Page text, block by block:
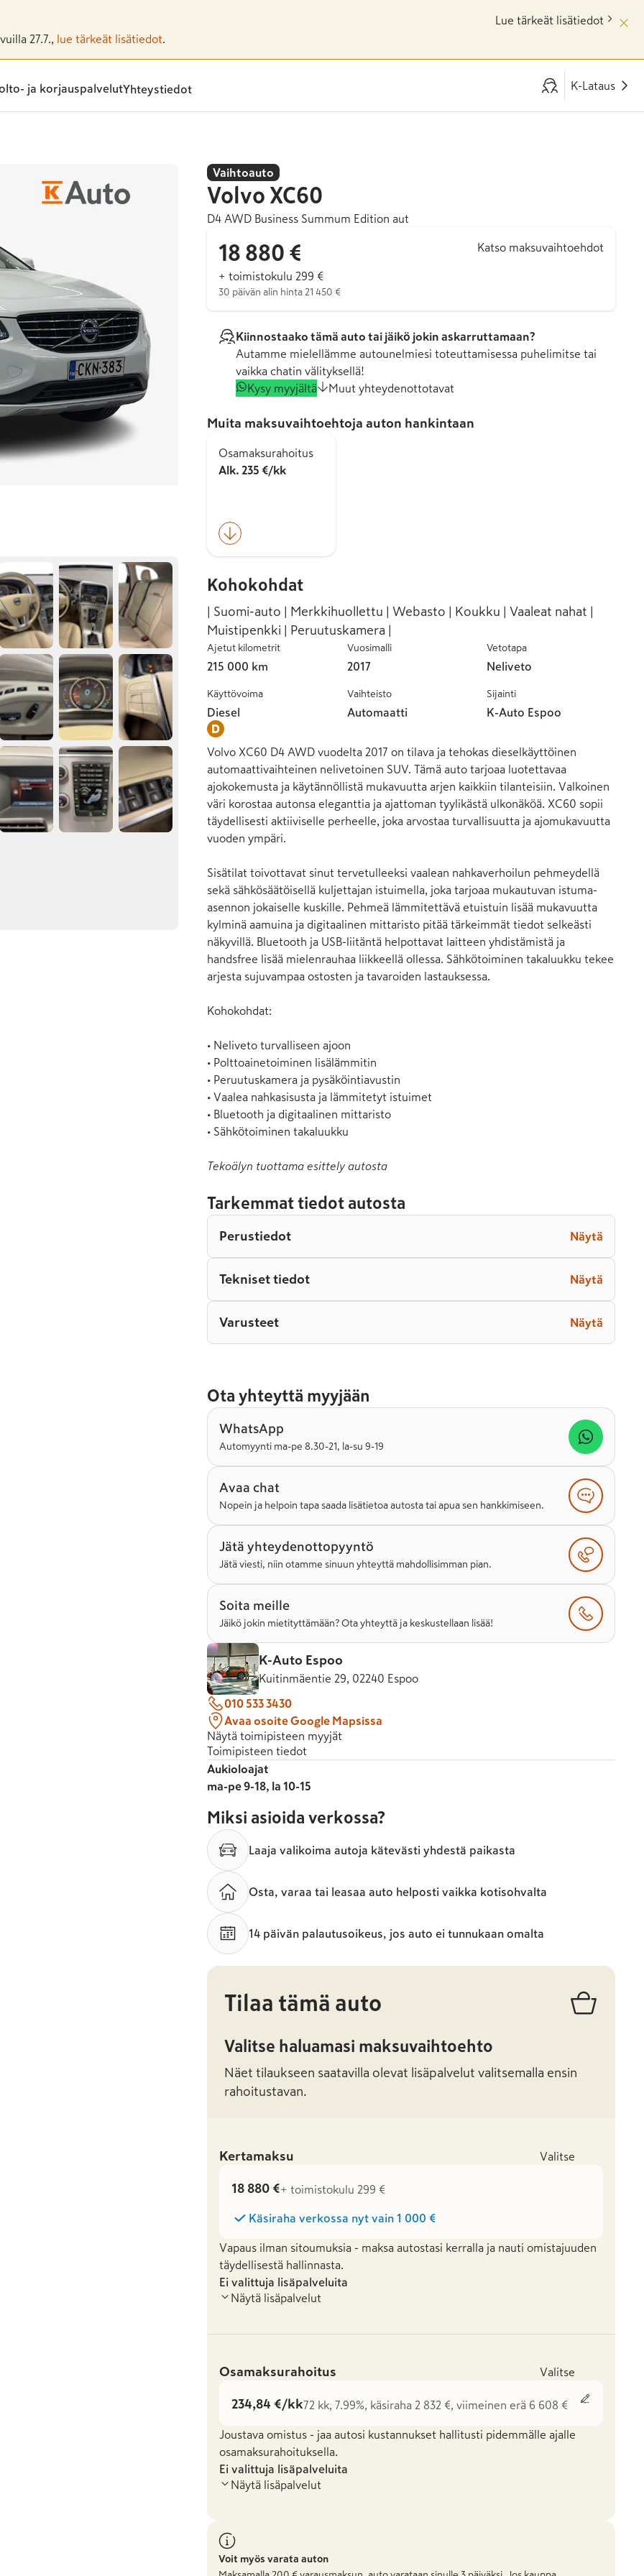
27.7., lue tärkeät lisätiedot
Lue tärkeät lisätiedot
ja korjauspalvelutYhteystiedot K-Lataus
Vaihtoauto
Volvo XC60
D4 AWD Business Summum Edition aut
18 880 €
+ toimistokulu 299 €
30 päivän alin hinta 21 450 €
Katso maksuvaihtoehdot
Kiinnostaako tämä auto tai jäikö jokin askarruttamaan?
Autamme mielellämme autounelmiesi toteuttamisessa puhelimitse tai
vaikka chatin välityksellä!
Kysy myyjältä
Muut yhteydenottotavat
Muita maksuvaihtoehtoja auton hankintaan
Osamaksurahoitus
Alk. 235 €/kk
Kohokohdat
| Suomi-auto | Merkkihuollettu | Webasto | Koukku | Vaaleat nahat |
Muistipenkki | Peruutuskamera |
Ajetut kilometrit
215 000 km
Vuosimalli
2017
Vetotapa
Neliveto
Käyttövoima
Diesel
Vaihteisto
Automaatti
Sijainti
K-Auto Espoo
Volvo XC60 D4 AWD vuodelta 2017 on tilava ja tehokas dieselkäyttöinen
automaattivaihteinen nelivetoinen SUV. Tämä auto tarjoaa luotettavaa
ajokokemusta ja käytännöllistä mukavuutta arjen kaikkiin tilanteisiin. Valkoinen
väri korostaa autonsa eleganttia ja ajattoman tyylikästä ulkonäköä. XC60 sopii
täydellisesti aktiiviselle perheelle, joka arvostaa turvallisuutta ja ajomukavuutta
vuoden ympäri.
Sisätilat toivottavat sinut tervetulleeksi vaalean nahkaverhoilun pehmeydellä
sekä sähkösäätöisellä kuljettajan istuimella, joka tarjoaa mukautuvan istuma-
asennon jokaiselle kuskille. Pehmeä lämmitettävä etuistuin lisää mukavuutta
kylminä aamuina ja digitaalinen mittaristo pitää tärkeimmät tiedot selkeästi
näkyvillä. Bluetooth ja USB-liitäntä helpottavat laitteen yhdistämistä ja
handsfree lisää mielenrauhaa liikkeellä ollessa. Sähkötoiminen takaluukku tekee
arjesta sujuvampaa ostosten ja tavaroiden lastauksessa.
Kohokohdat:
• Neliveto turvalliseen ajoon
• Polttoainetoiminen lisälämmitin
• Peruutuskamera ja pysäköintiavustin
• Vaalea nahkasisusta ja lämmitetyt istuimet
• Bluetooth ja digitaalinen mittaristo
• Sähkötoiminen takaluukku
Tekoälyn tuottama esittely autosta
Tarkemmat tiedot autosta
Perustiedot Näytä
Tekniset tiedot Näytä
Varusteet Näytä
Ota yhteyttä myyjään
WhatsApp
Automyynti ma-pe 8.30-21, la-su 9-19
Avaa chat
Nopein ja helpoin tapa saada lisätietoa autosta tai apua sen hankkimiseen.
Jätä yhteydenottopyyntö
Jätä viesti, niin otamme sinuun yhteyttä mahdollisimman pian.
Soita meille
Jäikö jokin mietityttämään? Ota yhteyttä ja keskustellaan lisää!
K-Auto Espoo
Kuitinmäentie 29, 02240 Espoo
010 533 3430
Avaa osoite Google Mapsissa
Näytä toimipisteen myyjät
Toimipisteen tiedot
Aukioloajat
ma-pe 9-18, la 10-15
Miksi asioida verkossa?
Laaja valikoima autoja kätevästi yhdestä paikasta
Osta, varaa tai leasaa auto helposti vaikka kotisohvalta
14 päivän palautusoikeus, jos auto ei tunnukaan omalta
Tilaa tämä auto
Valitse haluamasi maksuvaihtoehto
Näet tilaukseen saatavilla olevat lisäpalvelut valitsemalla ensin
rahoitustavan.
Kertamaksu Valitse
18 880 €+ toimistokulu 299 €
Käsiraha verkossa nyt vain 1 000 €
Vapaus ilman sitoumuksia - maksa autostasi kerralla ja nauti omistajuuden
täydellisestä hallinnasta.
Ei valittuja lisäpalveluita
Näytä lisäpalvelut
Osamaksurahoitus Valitse
234,84 €/kk72 kk, 7.99%, käsiraha 2 832 €, viimeinen erä 6 608 €
Joustava omistus - jaa autosi kustannukset hallitusti pidemmälle ajalle
osamaksurahoituksella.
Ei valittuja lisäpalveluita
Näytä lisäpalvelut
Voit myös varata auton